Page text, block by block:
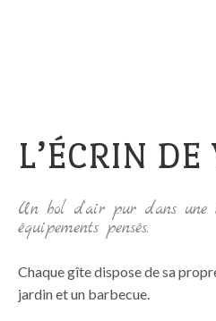
L’ÉCRIN
Un bol d’air pur dans une
équipements pensés.
Chaque gîte dispose de sa
jardin et un barbecue.